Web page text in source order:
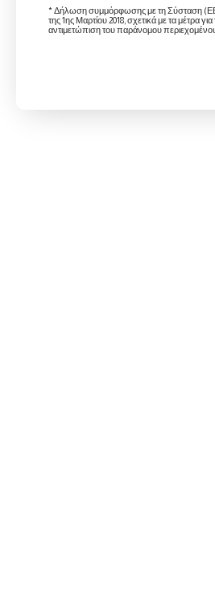
* Δήλωση συμμόρφωσης με τη Σύσταση
της 1ης Μαρτίου 2018, σχετικά με τα μέτρα
αντιμετώπιση του παράνομου